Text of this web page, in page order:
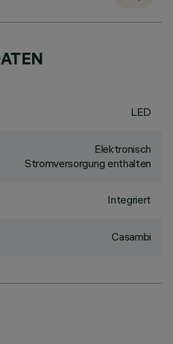
LED
Elektronisch
Stromversorgung enthalten
Integriert
Casambi